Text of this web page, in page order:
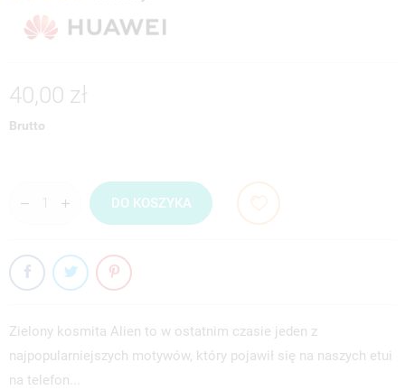
40,00 zł
Brutto
DO KOSZYKA
Zielony kosmita Alien to w ostatnim czasie jeden z
najpopularniejszych motywów, który pojawił się na naszych etui
na telefon...